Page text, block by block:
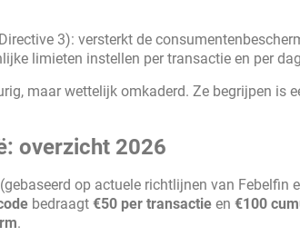
3): versterkt de
limieten instellen per transactie en per
maar wettelijk omkaderd. Ze begrijpen is
overzicht 2026
op actuele richtlijnen van Febelfin
bedraagt €50 per transactie en €100
.